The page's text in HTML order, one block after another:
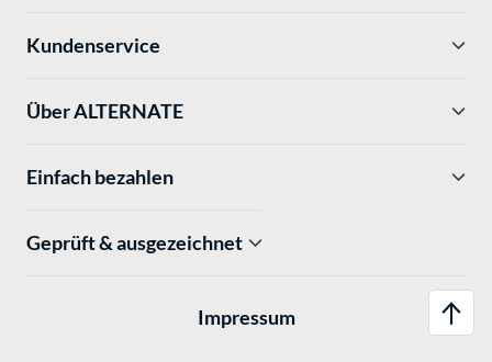
Kundenservice
Über ALTERNATE
Einfach bezahlen
Geprüft & ausgezeichnet
Impressum